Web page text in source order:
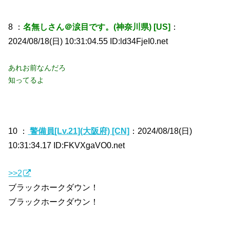
8 ：名無しさん＠涙目です。(神奈川県) [US] ：
2024/08/18(日) 10:31:04.55 ID:ld34FjeI0.net
あれお前なんだろ
知ってるよ
10 ： 警備員[Lv.21](大阪府) [CN] ：2024/08/18(日)
10:31:34.17 ID:FKVXgaVO0.net
>>2
ブラックホークダウン！
ブラックホークダウン！